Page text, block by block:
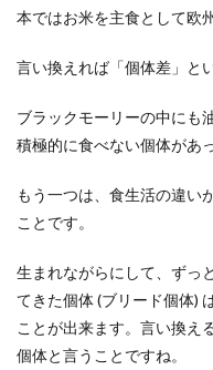
本ではお米を主食として欧
言い換えれば「個体差」と
ブラックモーリーの中にも
積極的に食べない個体があ
もう一つは、食生活の違い
ことです。
生まれながらにして、ずっ
てきた個体 (ブリード個体)
ことが出来ます。言い換え
個体と言うことですね。